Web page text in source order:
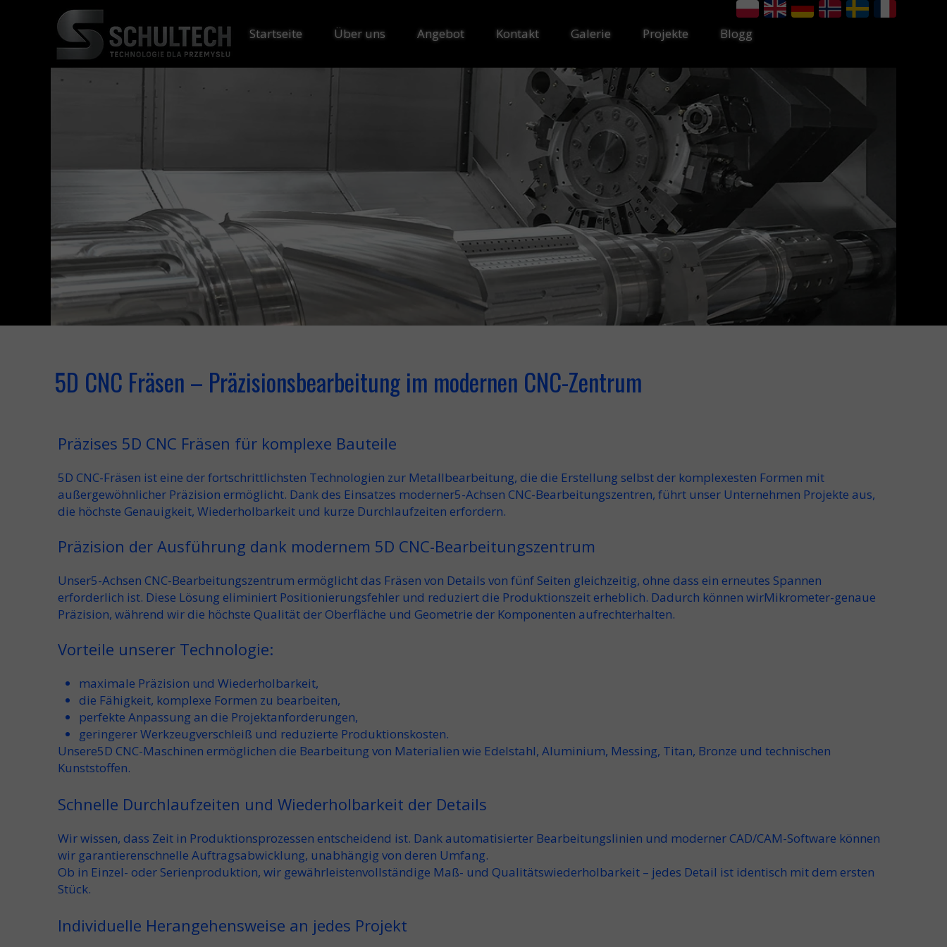
Startseite Über uns Angebot Kontakt Galerie Projekte Blogg
5D CNC Fräsen – Präzisionsbearbeitung im modernen CNC-Zentrum
Präzises 5D CNC Fräsen für komplexe Bauteile
5D CNC-Fräsen ist eine der fortschrittlichsten Technologien zur Metallbearbeitung, die die Erstellung selbst der komplexesten Formen mit
außergewöhnlicher Präzision ermöglicht. Dank des Einsatzes moderner5-Achsen CNC-Bearbeitungszentren, führt unser Unternehmen Projekte aus,
die höchste Genauigkeit, Wiederholbarkeit und kurze Durchlaufzeiten erfordern.
Präzision der Ausführung dank modernem 5D CNC-Bearbeitungszentrum
Unser5-Achsen CNC-Bearbeitungszentrum ermöglicht das Fräsen von Details von fünf Seiten gleichzeitig, ohne dass ein erneutes Spannen
erforderlich ist. Diese Lösung eliminiert Positionierungsfehler und reduziert die Produktionszeit erheblich. Dadurch können wirMikrometer-genaue
Präzision, während wir die höchste Qualität der Oberfläche und Geometrie der Komponenten aufrechterhalten.
Vorteile unserer Technologie:
maximale Präzision und Wiederholbarkeit,
die Fähigkeit, komplexe Formen zu bearbeiten,
perfekte Anpassung an die Projektanforderungen,
geringerer Werkzeugverschleiß und reduzierte Produktionskosten.
Unsere5D CNC-Maschinen ermöglichen die Bearbeitung von Materialien wie Edelstahl, Aluminium, Messing, Titan, Bronze und technischen
Kunststoffen.
Schnelle Durchlaufzeiten und Wiederholbarkeit der Details
Wir wissen, dass Zeit in Produktionsprozessen entscheidend ist. Dank automatisierter Bearbeitungslinien und moderner CAD/CAM-Software können
wir garantierenschnelle Auftragsabwicklung, unabhängig von deren Umfang.
Ob in Einzel- oder Serienproduktion, wir gewährleistenvollständige Maß- und Qualitätswiederholbarkeit – jedes Detail ist identisch mit dem ersten
Stück.
Individuelle Herangehensweise an jedes Projekt